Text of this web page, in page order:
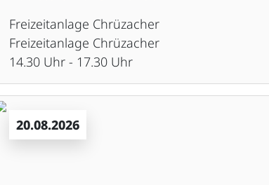
Freizeitanlage Chrüzacher
Freizeitanlage Chrüzacher
14.30 Uhr - 17.30 Uhr
20.08.2026